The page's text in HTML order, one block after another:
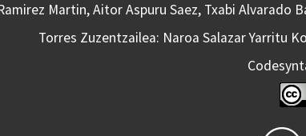
Martin, Aitor Aspuru Saez, Txabi
Torres Zuzentzailea: Naroa Salazar Yarritu